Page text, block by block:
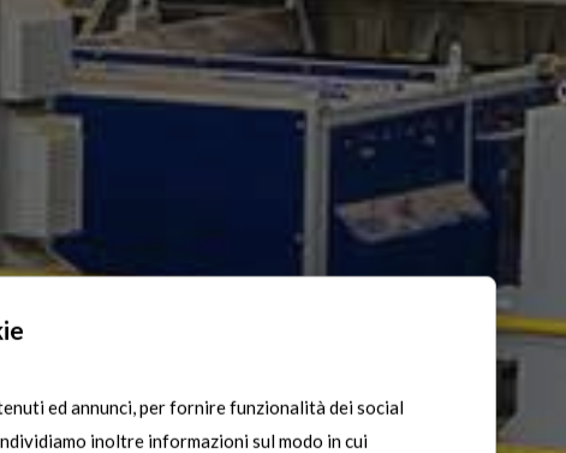
ed annunci, per fornire funzionalità dei social
inoltre informazioni sul modo in cui